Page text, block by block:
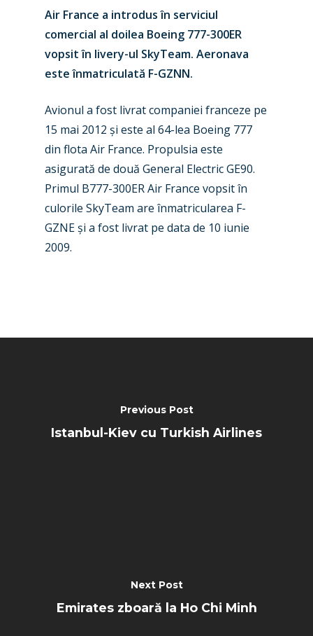
Air France a introdus în serviciul
comercial al doilea Boeing 777-300ER
vopsit în livery-ul SkyTeam. Aeronava
este înmatriculată F-GZNN.
Avionul a fost livrat companiei franceze pe
15 mai 2012 și este al 64-lea Boeing 777
din flota Air France. Propulsia este
asigurată de două General Electric GE90.
Primul B777-300ER Air France vopsit în
culorile SkyTeam are înmatricularea F-
GZNE și a fost livrat pe data de 10 iunie
2009.
Previous Post
Istanbul-Kiev cu Turkish Airlines
Next Post
Emirates zboară la Ho Chi Minh
New Routes
Industry
Accidents / Incidents
Airshows
Dubai 2025
Farnborough 2022
Business Jets
Jobs